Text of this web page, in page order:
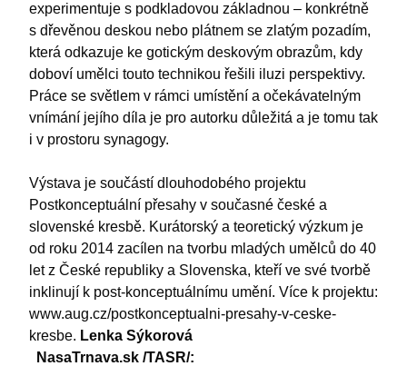
experimentuje s podkladovou základnou – konkrétně
s dřevěnou deskou nebo plátnem se zlatým pozadím,
která odkazuje ke gotickým deskovým obrazům, kdy
doboví umělci touto technikou řešili iluzi perspektivy.
Práce se světlem v rámci umístění a očekávatelným
vnímání jejího díla je pro autorku důležitá a je tomu tak
i v prostoru synagogy.
Výstava je součástí dlouhodobého projektu
Postkonceptuální přesahy v současné české a
slovenské kresbě. Kurátorský a teoretický výzkum je
od roku 2014 zacílen na tvorbu mladých umělců do 40
let z České republiky a Slovenska, kteří ve své tvorbě
inklinují k post-konceptuálnímu umění. Více k projektu:
www.aug.cz/postkonceptualni-presahy-v-ceske-
kresbe. Lenka Sýkorová
NasaTrnava.sk /TASR/: